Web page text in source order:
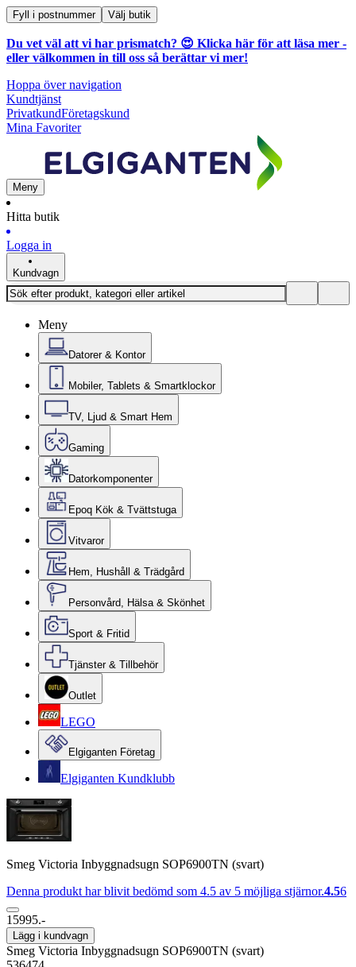
Fyll i postnummer Välj butik
Du vet väl att vi har prismatch? 😍 Klicka här för att läsa mer -
eller välkommen in till oss så berättar vi mer!
Hoppa över navigation
Kundtjänst
PrivatkundFöretagskund
Mina Favoriter
Meny
Hitta butik
Logga in
Kundvagn
Meny
Datorer & Kontor
Mobiler, Tablets & Smartklockor
TV, Ljud & Smart Hem
Gaming
Datorkomponenter
Epoq Kök & Tvättstuga
Vitvaror
Hem, Hushåll & Trädgård
Personvård, Hälsa & Skönhet
Sport & Fritid
Tjänster & Tillbehör
Outlet
LEGO
Elgiganten Företag
Elgiganten Kundklubb
Smeg Victoria Inbyggnadsugn SOP6900TN (svart)
Denna produkt har blivit bedömd som 4.5 av 5 möjliga stjärnor.4.56
15995.-
Lägg i kundvagn
Smeg Victoria Inbyggnadsugn SOP6900TN (svart)